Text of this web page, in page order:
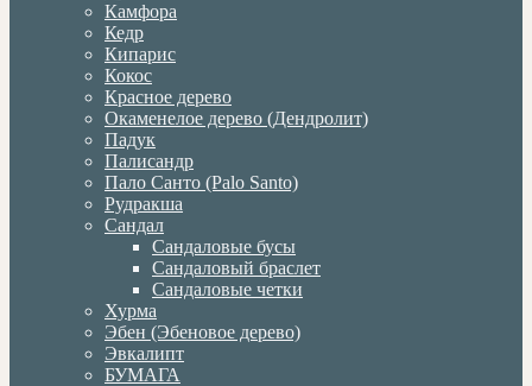
Камфора
Кедр
Кипарис
Кокос
Красное дерево
Окаменелое дерево (Дендролит)
Падук
Палисандр
Пало Санто (Palo Santo)
Рудракша
Сандал
Сандаловые бусы
Сандаловый браслет
Сандаловые четки
Хурма
Эбен (Эбеновое дерево)
Эвкалипт
БУМАГА